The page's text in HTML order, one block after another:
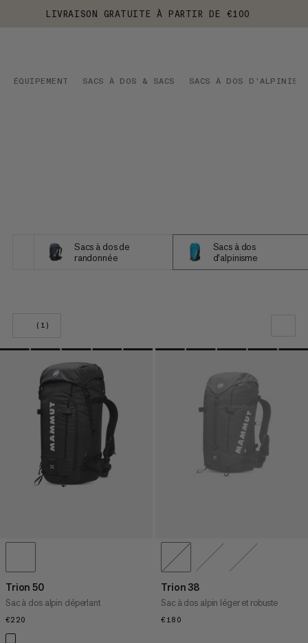
LIVRAISON GRATUITE À PARTIR DE €100
ÉQUIPEMENT SACS À DOS & SACS SACS À DOS
Sacs à dos de
randonnée
Sacs à dos
d'alpinisme
(1)
NOTRE SELECTION
PRIX CROISSANT
PRIX DÉCROISSANT
NOUVEAUTÉS
ÉVALUATION
Trion 50
Sac à dos alpin déperlant
€220
Trion 38
Sac à dos alpin léger et robuste
€180